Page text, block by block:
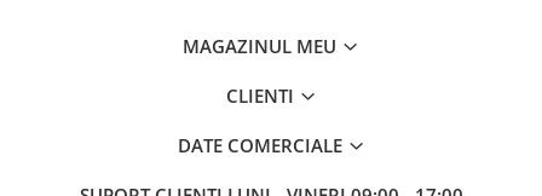
MAGAZINUL MEU
CLIENTI
DATE COMERCIALE